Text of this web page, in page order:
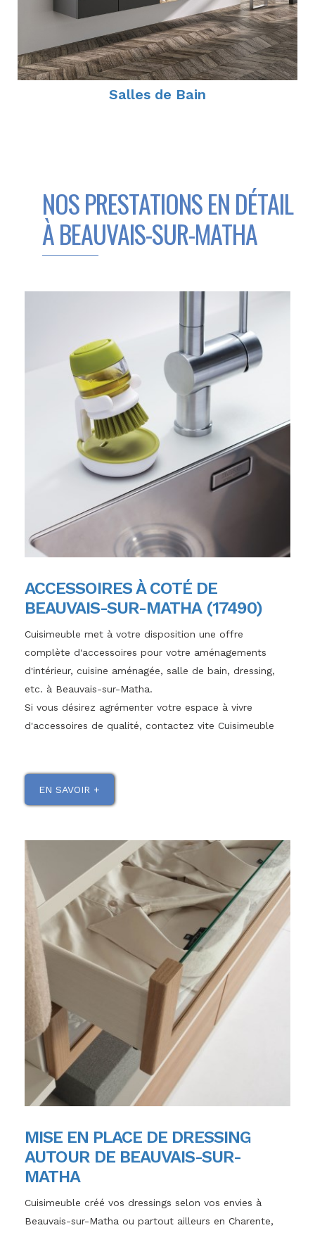
Salles de Bain
NOS PRESTATIONS EN DÉTAIL
À BEAUVAIS-SUR-MATHA
ACCESSOIRES À COTÉ DE
BEAUVAIS-SUR-MATHA (17490)
Cuisimeuble met à votre disposition une offre
complète d'accessoires pour votre aménagements
d'intérieur, cuisine aménagée, salle de bain, dressing,
etc. à Beauvais-sur-Matha.
Si vous désirez agrémenter votre espace à vivre
d'accessoires de qualité, contactez vite Cuisimeuble
EN SAVOIR +
MISE EN PLACE DE DRESSING
AUTOUR DE BEAUVAIS-SUR-
MATHA
Cuisimeuble créé vos dressings selon vos envies à
Beauvais-sur-Matha ou partout ailleurs en Charente,